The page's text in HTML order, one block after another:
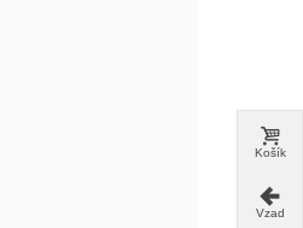
Košík
Vzad